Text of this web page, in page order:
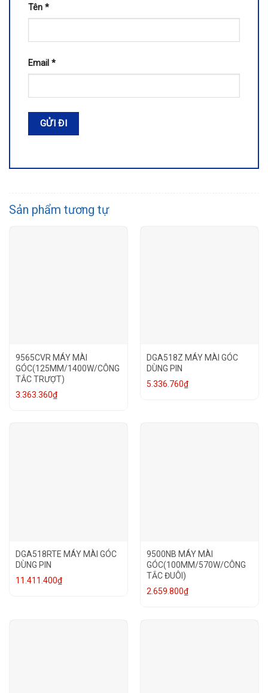
Tên *
Email *
Sản phẩm tương tự
9565CVR MÁY MÀI
GÓC(125MM/1400W/CÔNG
TẮC TRƯỢT)
3.363.360₫
DGA518Z MÁY MÀI GÓC
DÙNG PIN
5.336.760₫
DGA518RTE MÁY MÀI GÓC
DÙNG PIN
11.411.400₫
9500NB MÁY MÀI
GÓC(100MM/570W/CÔNG
TẮC ĐUÔI)
2.659.800₫